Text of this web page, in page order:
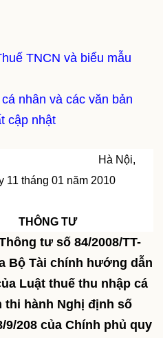
TNCN và biểu mẫu
nhân và các văn bản
cập nhật
Nội,
11 tháng 01 năm 2010
TƯ
tư số 84/2008/TT-
Bộ Tài chính hướng dẫn
Luật thuế thu nhập cá
thi hành Nghị định số
9/208 của Chính phủ quy